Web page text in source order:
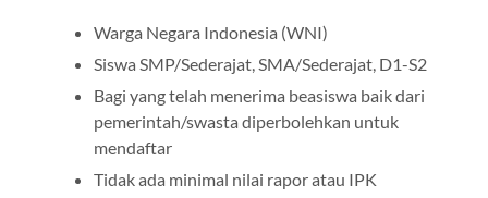
Warga Negara Indonesia (WNI)
Siswa SMP/Sederajat, SMA/Sederajat, D1-S2
Bagi yang telah menerima beasiswa baik dari
pemerintah/swasta diperbolehkan untuk
mendaftar
Tidak ada minimal nilai rapor atau IPK